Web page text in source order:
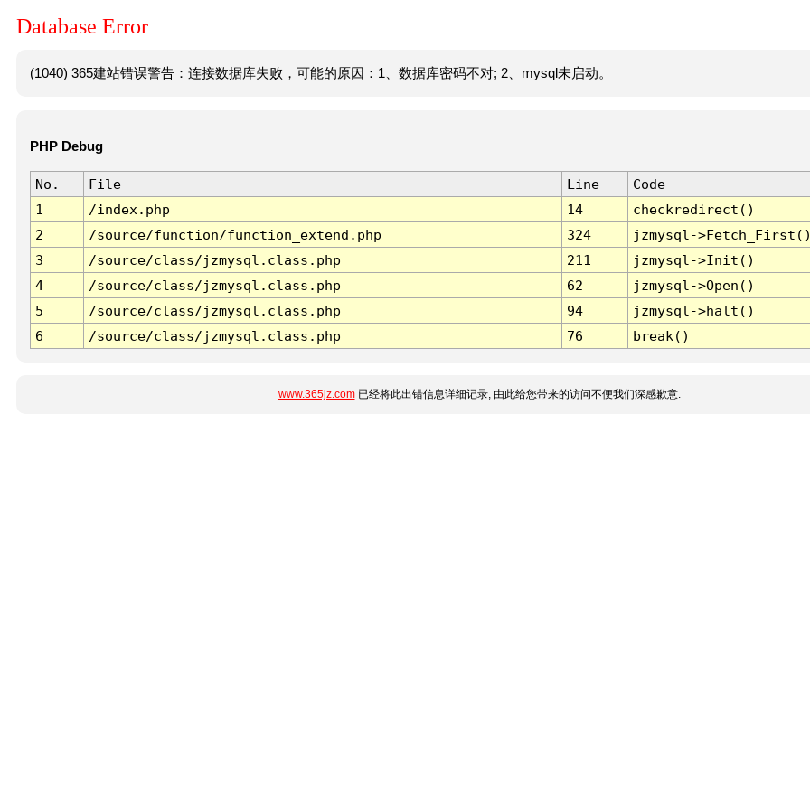
Database Error
(1040) 365建站错误警告：连接数据库失败，可能的原因：1、数据库密码不对; 2、mysql未启动。
PHP Debug
No. File Line
Code
1
/index.php 14
checkredirect()
2
/source/function/function_extend.php 324
jzmysql-
3
/source/class/jzmysql.class.php 211
jzmysql->Init()
4
/source/class/jzmysql.class.php 62
jzmysql->Open()
5
/source/class/jzmysql.class.php 94
jzmysql->halt()
6
/source/class/jzmysql.class.php 76 break()
www.365jz.com已经将此出错信息详细记录, 由此给您带来的访问不便我们深感歉意.